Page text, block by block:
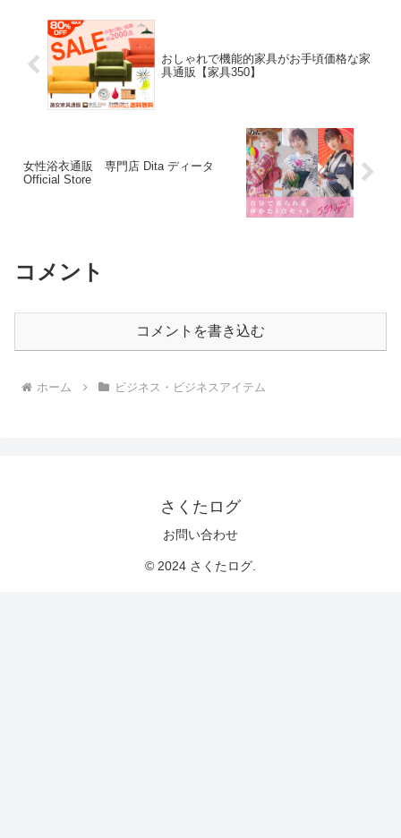
おしゃれで機能的家具がお手頃価格な家
具通販【家具350】
女性浴衣通販 専門店 Dita ディータ
Official Store
コメント
コメントを書き込む
ホーム ビジネス・ビジネスアイテム
さくたログ
お問い合わせ
© 2024 さくたログ.